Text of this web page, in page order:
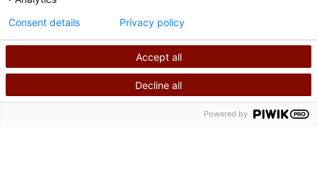
política de privacidad
©2026 Derechos de autor de Shriners International
LLÁMANOS BUSCAR
Accept all
Decline all
Consent details Privacy policy
Powered by